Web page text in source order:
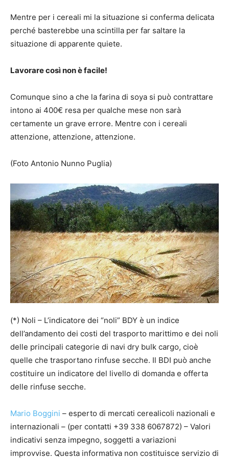
Mentre per i cereali mi la situazione si conferma delicata
perché basterebbe una scintilla per far saltare la
situazione di apparente quiete.
Lavorare così non è facile!
Comunque sino a che la farina di soya si può contrattare
intono ai 400€ resa per qualche mese non sarà
certamente un grave errore. Mentre con i cereali
attenzione, attenzione, attenzione.
(Foto Antonio Nunno Puglia)
(*) Noli – L’indicatore dei “noli” BDY è un indice
dell’andamento dei costi del trasporto marittimo e dei noli
delle principali categorie di navi dry bulk cargo, cioè
quelle che trasportano rinfuse secche. Il BDI può anche
costituire un indicatore del livello di domanda e offerta
delle rinfuse secche.
Mario Boggini – esperto di mercati cerealicoli nazionali e
internazionali – (per contatti +39 338 6067872) – Valori
indicativi senza impegno, soggetti a variazioni
improvvise. Questa informativa non costituisce servizio di